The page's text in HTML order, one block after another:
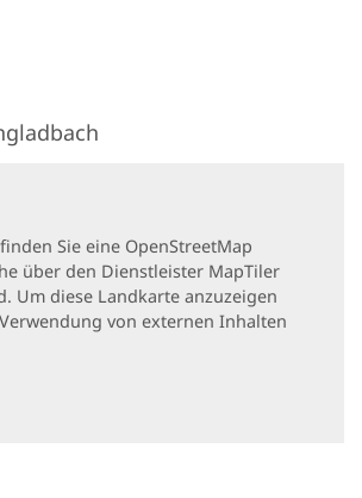
Sie eine OpenStreetMap
über den Dienstleister MapTiler
Um diese Landkarte anzuzeigen
von externen Inhalten